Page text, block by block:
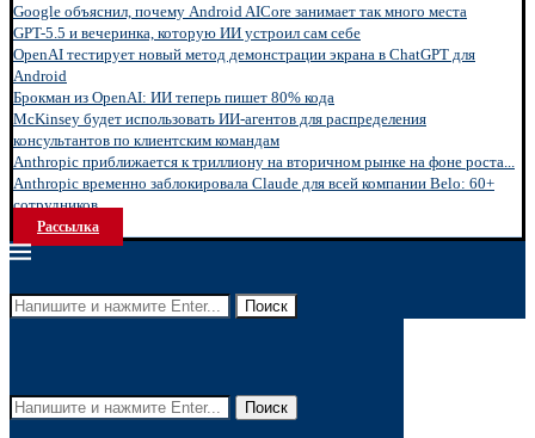
Google объяснил, почему Android AICore занимает так много места
GPT-5.5 и вечеринка, которую ИИ устроил сам себе
OpenAI тестирует новый метод демонстрации экрана в ChatGPT для
Android
Брокман из OpenAI: ИИ теперь пишет 80% кода
McKinsey будет использовать ИИ-агентов для распределения
консультантов по клиентским командам
Anthropic приближается к триллиону на вторичном рынке на фоне роста...
Anthropic временно заблокировала Claude для всей компании Belo: 60+
сотрудников...
Рассылка
Поиск
Поиск